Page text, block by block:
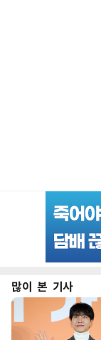
많이 본 기사